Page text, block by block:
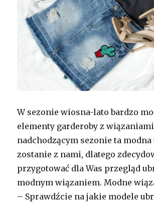
W sezonie wiosna-lato bardzo
elementy garderoby z
nadchodzącym sezonie ta
zostanie z nami, dlatego
przygotować dla Was przegląd
modnym wiązaniem. Modne
– Sprawdźcie na jakie modele